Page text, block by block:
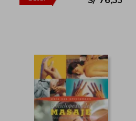
55%
dcto.
S/ 269,55
S/ 121,30